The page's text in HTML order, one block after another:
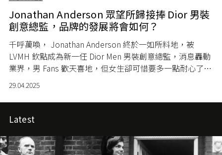
Jonathan Anderson 眾望所歸接捧 Dior 男裝
創意總監，品牌的發展將會如何？
千呼萬喚， Jonathan Anderson 終於一如所料地，被
LVMH 欽點成為新一任 Dior Men 男裝創意總監，消息轟動
業界，男 Fans 歡天喜地，但女生卻可惜要多一點耐心了，
究竟所謂何事？
29.04.2025
Latest